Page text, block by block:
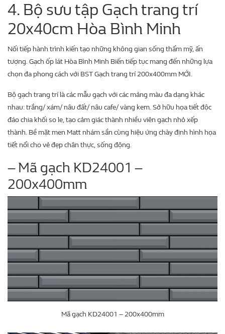
4. Bộ sưu tập Gạch trang trí
20x40cm Hòa Bình Minh
Nối tiếp hành trình kiến tạo những không gian sống thẩm mỹ, ấn
tượng. Gạch ốp lát Hòa Bình Minh Biến tiếp tục mang đến những lựa
chọn đa phong cách với BST Gạch trang trí 200x400mm MỚI.
Bộ gạch trang trí là các mẫu gạch với các mảng màu đa dạng khác
nhau: trắng/ xám/ nâu đất/ nâu cafe/ vàng kem. Sở hữu họa tiết độc
đáo chia khối so le, tạo cảm giác thành nhiều viên gạch nhỏ xếp
thành. Bề mặt men Matt nhám sần cùng hiệu ứng chày định hình họa
tiết nổi cho vẻ đẹp chân thực, sống động.
– Mã gạch KD24001 –
200x400mm
Mã gạch KD24001 – 200x400mm